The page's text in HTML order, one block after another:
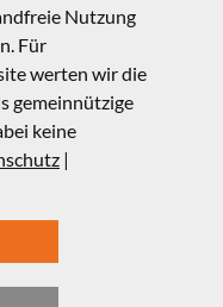
zu unterstützen,
Sammlung an
Nutzung
Für
werten wir die
gemeinnützige
keine
|